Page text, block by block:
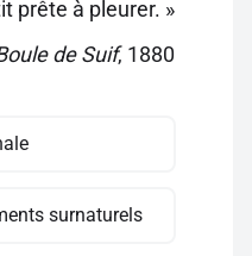
prête à pleurer. »
de Suif, 1880
surnaturels